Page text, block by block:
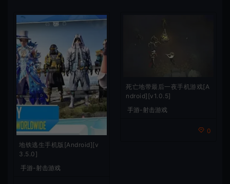
地铁逃生手机版[Android][v
3.5.0]
手游-射击游戏
死亡地带最后一夜手机游戏[A
ndroid][v1.0.5]
手游-射击游戏
0